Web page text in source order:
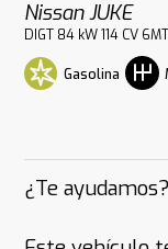
Nissan JUKE
DIGT 84 kW 114 CV
Gasolina
¿Te ayudamos?